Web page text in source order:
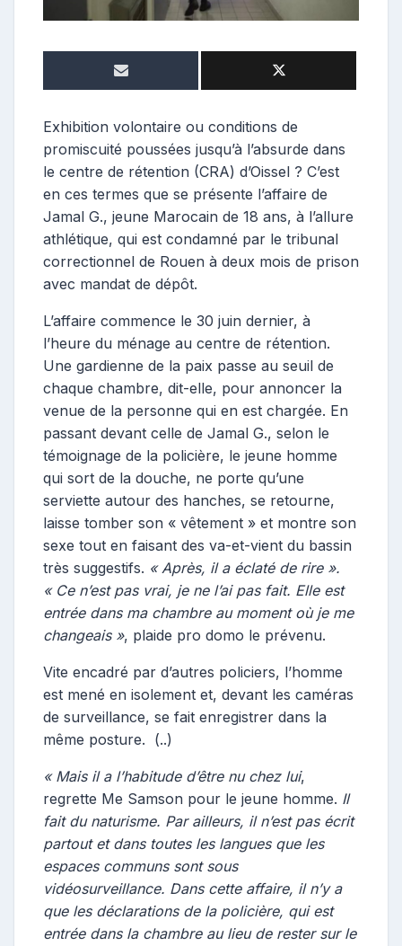
i
Exhibition volontaire ou conditions de
promiscuité poussées jusqu’à l’absurde dans
le centre de rétention (CRA) d’Oissel ? C’est
en ces termes que se présente l’affaire de
Jamal G., jeune Marocain de 18 ans, à l’allure
athlétique, qui est condamné par le tribunal
correctionnel de Rouen à deux mois de prison
avec mandat de dépôt.
L’affaire commence le 30 juin dernier, à
l’heure du ménage au centre de rétention.
Une gardienne de la paix passe au seuil de
chaque chambre, dit-elle, pour annoncer la
venue de la personne qui en est chargée. En
passant devant celle de Jamal G., selon le
témoignage de la policière, le jeune homme
qui sort de la douche, ne porte qu’une
serviette autour des hanches, se retourne,
laisse tomber son « vêtement » et montre son
sexe tout en faisant des va-et-vient du bassin
très suggestifs. « Après, il a éclaté de rire ».
« Ce n’est pas vrai, je ne l’ai pas fait. Elle est
entrée dans ma chambre au moment où je me
changeais », plaide pro domo le prévenu.
Vite encadré par d’autres policiers, l’homme
est mené en isolement et, devant les caméras
de surveillance, se fait enregistrer dans la
même posture. (..)
« Mais il a l’habitude d’être nu chez lui,
regrette Me Samson pour le jeune homme. Il
fait du naturisme. Par ailleurs, il n’est pas écrit
partout et dans toutes les langues que les
espaces communs sont sous
vidéosurveillance. Dans cette affaire, il n’y a
que les déclarations de la policière, qui est
entrée dans la chambre au lieu de rester sur le